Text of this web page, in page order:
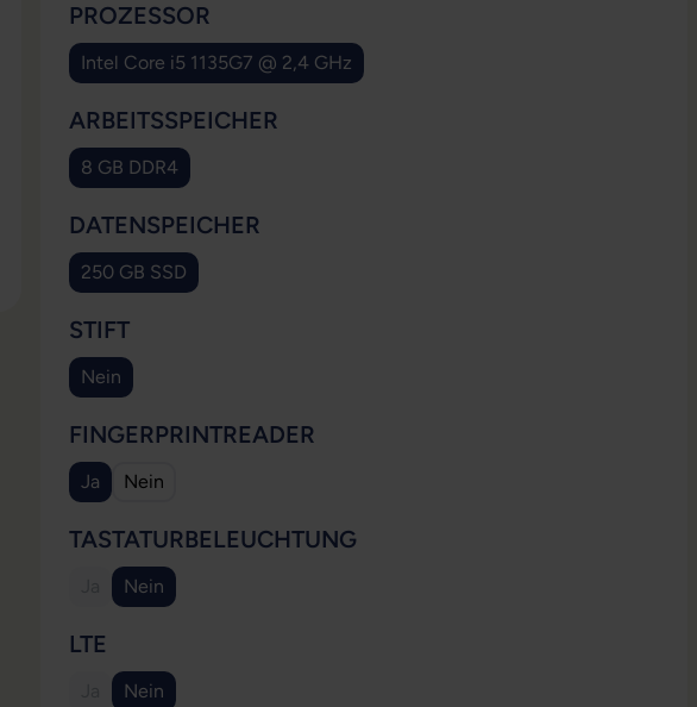
PROZESSOR
Intel Core i5 1135G7 @ 2,4 GHz
ARBEITSSPEICHER
8 GB DDR4
DATENSPEICHER
250 GB SSD
STIFTAUSWÄHLEN
Nein
FINGERPRINTREADER
Ja Nein
TASTATURBELEUCHTUNG
(Diese Option ist zurzeit nicht verfügbar.)
Nein
LTE
Nein